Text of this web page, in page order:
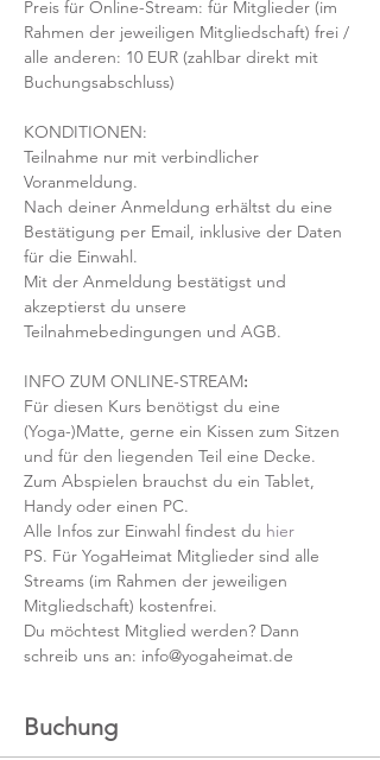
Preis für Online-Stream: für Mitglieder (im
Rahmen der jeweiligen Mitgliedschaft) frei /
alle anderen: 10 EUR (zahlbar direkt mit
Buchungsabschluss)
KONDITIONEN:
Teilnahme nur mit verbindlicher
Voranmeldung.
Nach deiner Anmeldung erhältst du eine
Bestätigung per Email, inklusive der Daten
für die Einwahl.
Mit der Anmeldung bestätigst und
akzeptierst du unsere
Teilnahmebedingungen und AGB.
INFO ZUM ONLINE-STREAM:
Für diesen Kurs benötigst du eine
(Yoga-)Matte, gerne ein Kissen zum Sitzen
und für den liegenden Teil eine Decke.
Zum Abspielen brauchst du ein Tablet,
Handy oder einen PC.
Alle Infos zur Einwahl findest du hier
PS. Für YogaHeimat Mitglieder sind alle
Streams (im Rahmen der jeweiligen
Mitgliedschaft) kostenfrei.
Du möchtest Mitglied werden? Dann
schreib uns an: info@yogaheimat.de
Buchung